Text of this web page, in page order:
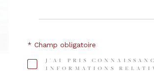
J'AI PRIS
INFORMATIONS
* Champ obligatoire